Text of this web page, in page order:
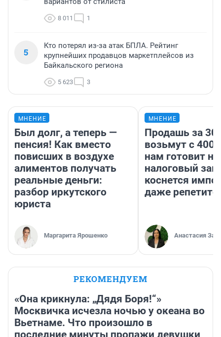
8 011 1
5
Кто потерял из-за атак БПЛА. Рейтинг
крупнейших продавцов маркетплейсов из
Байкальского региона
5 623 3
МНЕНИЕ
Был долг, а теперь —
пенсия! Как вместо
повисших в воздухе
алиментов получать
реальные деньги:
разбор иркутского
юриста
Маргарита Ярошенко
МНЕНИЕ
Продашь за
возьмут с
нам готовит
налоговый
коснется
даже
Анастасия
РЕКОМЕНДУЕМ
«Она крикнула: „Дядя Боря!“»
Москвичка исчезла ночью у океана во
Вьетнаме. Что произошло в
последние минуты пропажи девушки